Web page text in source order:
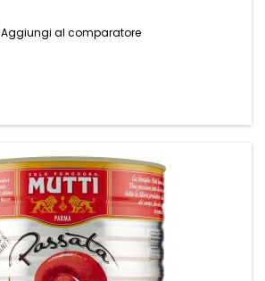
Aggiungi al comparatore